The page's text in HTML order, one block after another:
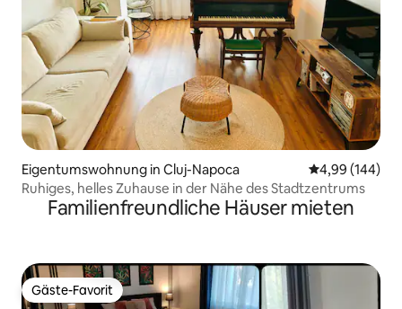
Eigentumswohnung in Cluj-Napoca
4,99 (144)
Ruhiges, helles Zuhause in der Nähe des Stadtzentrums
Familienfreundliche Häuser mieten
Gäste-Favorit
Gäste-Favorit